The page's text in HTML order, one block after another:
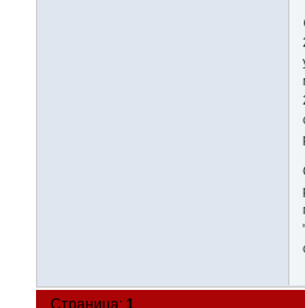
Страница:1